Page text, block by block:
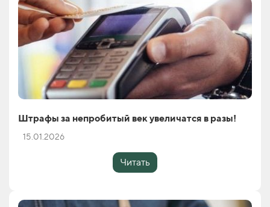
Штрафы за непробитый век увеличатся в разы!
15.01.2026
Читать